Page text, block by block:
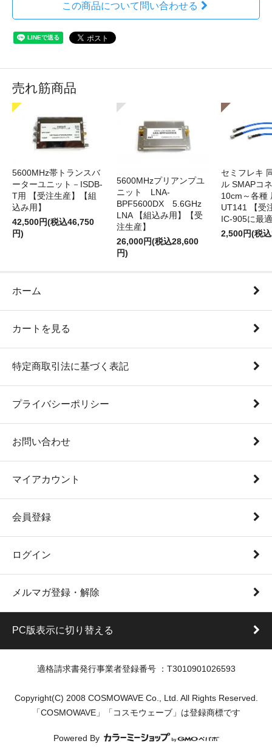
この商品について問い合わせる
売れ筋商品
5600MHz帯トランスバ
ーターユニット－ISDB-
T用 【受注生産】【組
込み用】
42,500円(税込46,750
円)
5600MHzプリアンプユ
ニット LNA-
BPF5600DX 5.6GHz
LNA 【組込み用】【受
注生産】
26,000円(税込28,600
円)
セミフレキ
ル SMAPコ
10cm～各種
UT141 【
IC-905に最適
2,500円(税
ホーム
カートを見る
特定商取引法に基づく表記
プライバシーポリシー
お問い合わせ
マイアカウント
会員登録
ログイン
メルマガ登録・解除
PC版表示に切り替える
適格請求書発行事業者登録番号 ：T3010901026593
Copyright(C) 2008 COSMOWAVE Co., Ltd. All Rights Reserved.
「COSMOWAVE」「コスモウェーブ」は登録商標です
Powered By